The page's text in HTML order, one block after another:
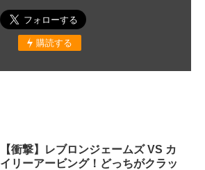
購読する
【衝撃】レブロンジェームズ VS カ
イリーアービング！どっちがクラッ